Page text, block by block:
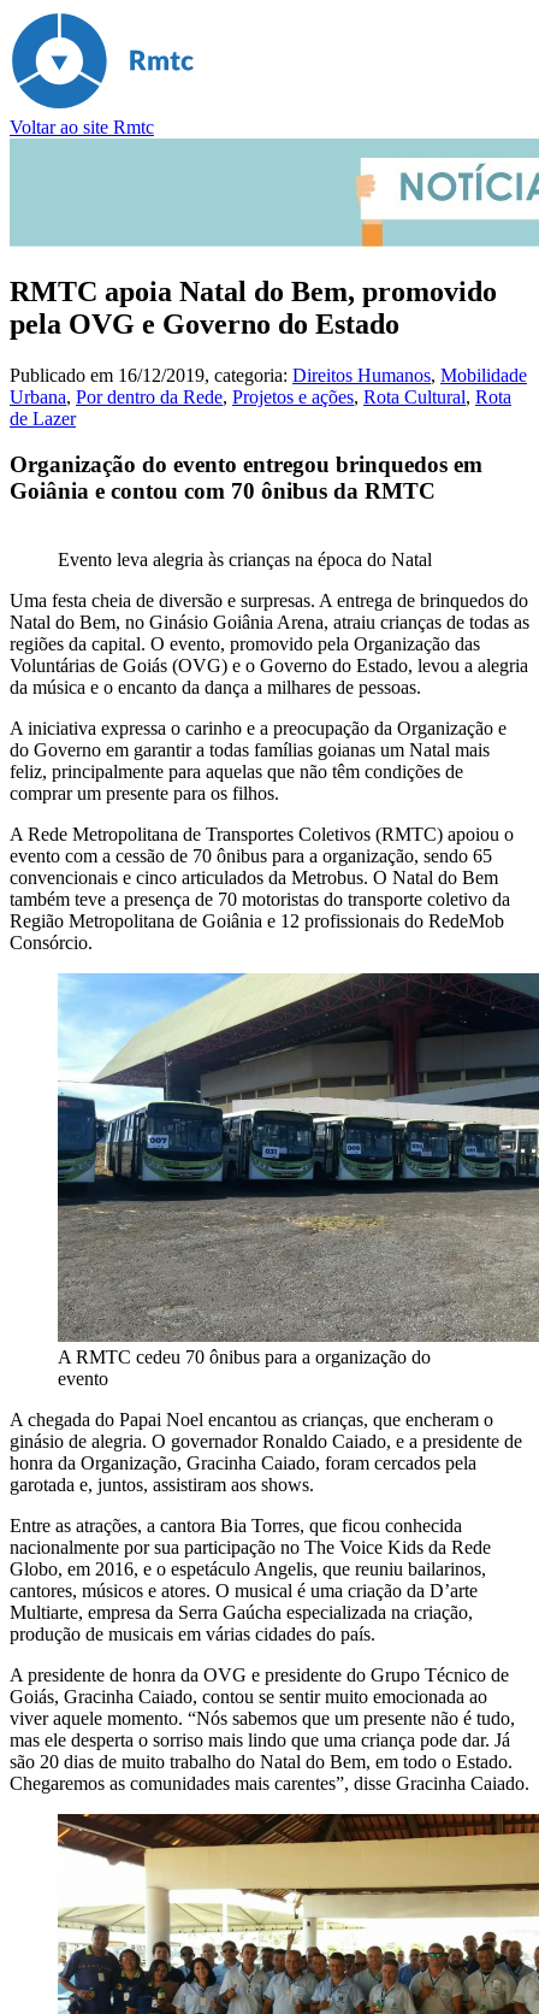
Voltar ao site Rmtc
RMTC apoia Natal do Bem, promovido
pela OVG e Governo do Estado
Publicado em 16/12/2019, categoria: Direitos Humanos, Mobilidade
Urbana, Por dentro da Rede, Projetos e ações, Rota Cultural, Rota
de Lazer
Organização do evento entregou brinquedos em
Goiânia e contou com 70 ônibus da RMTC
Evento leva alegria às crianças na época do Natal
Uma festa cheia de diversão e surpresas. A entrega de brinquedos do
Natal do Bem, no Ginásio Goiânia Arena, atraiu crianças de todas as
regiões da capital. O evento, promovido pela Organização das
Voluntárias de Goiás (OVG) e o Governo do Estado, levou a alegria
da música e o encanto da dança a milhares de pessoas.
A iniciativa expressa o carinho e a preocupação da Organização e
do Governo em garantir a todas famílias goianas um Natal mais
feliz, principalmente para aquelas que não têm condições de
comprar um presente para os filhos.
A Rede Metropolitana de Transportes Coletivos (RMTC) apoiou o
evento com a cessão de 70 ônibus para a organização, sendo 65
convencionais e cinco articulados da Metrobus. O Natal do Bem
também teve a presença de 70 motoristas do transporte coletivo da
Região Metropolitana de Goiânia e 12 profissionais do RedeMob
Consórcio.
A RMTC cedeu 70 ônibus para a organização do
evento
A chegada do Papai Noel encantou as crianças, que encheram o
ginásio de alegria. O governador Ronaldo Caiado, e a presidente de
honra da Organização, Gracinha Caiado, foram cercados pela
garotada e, juntos, assistiram aos shows.
Entre as atrações, a cantora Bia Torres, que ficou conhecida
nacionalmente por sua participação no The Voice Kids da Rede
Globo, em 2016, e o espetáculo Angelis, que reuniu bailarinos,
cantores, músicos e atores. O musical é uma criação da D’arte
Multiarte, empresa da Serra Gaúcha especializada na criação,
produção de musicais em várias cidades do país.
A presidente de honra da OVG e presidente do Grupo Técnico de
Goiás, Gracinha Caiado, contou se sentir muito emocionada ao
viver aquele momento. “Nós sabemos que um presente não é tudo,
mas ele desperta o sorriso mais lindo que uma criança pode dar. Já
são 20 dias de muito trabalho do Natal do Bem, em todo o Estado.
Chegaremos as comunidades mais carentes”, disse Gracinha Caiado.